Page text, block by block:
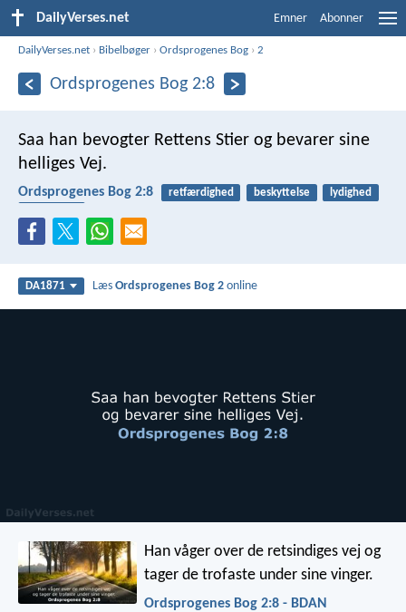
DailyVerses.net Emner Abonner
DailyVerses.net › Bibelbøger ›Ordsprogenes Bog ›2
Ordsprogenes Bog 2:8
Saa han bevogter Rettens Stier og bevarer sine
helliges Vej.
Ordsprogenes Bog 2:8 retfærdighed beskyttelse
lydighed
DA1871 LæsOrdsprogenes Bog 2 online
Han våger over de retsindiges vej og
tager de trofaste under sine vinger.
Ordsprogenes Bog 2:8 - BDAN